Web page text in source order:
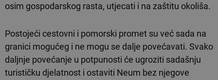
osim gospodarskog rasta, utjecati i na zaštitu okoliša.
Postojeći cestovni i pomorski promet su već sada na
granici mogućeg i ne mogu se dalje povećavati. Svako
daljnje povećanje u potpunosti će ugroziti sadašnju
turističku djelatnost i ostaviti Neum bez njegove